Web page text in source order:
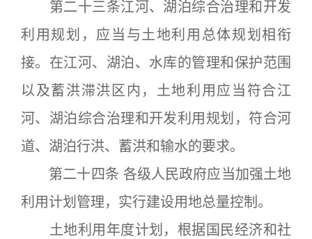
第二十三条江河、湖泊综合治理和开发
利用规划，应当与土地利用总体规划相衔
接。在江河、湖泊、水库的管理和保护范围
以及蓄洪滞洪区内，土地利用应当符合江
河、湖泊综合治理和开发利用规划，符合河
道、湖泊行洪、蓄洪和输水的要求。
第二十四条 各级人民政府应当加强土地
利用计划管理，实行建设用地总量控制。
土地利用年度计划，根据国民经济和社